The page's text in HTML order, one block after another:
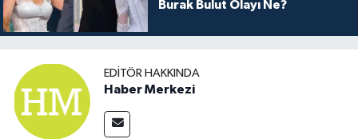
Burak Bulut Olayı Ne?
EDITÖR HAKKINDA
Haber Merkezi